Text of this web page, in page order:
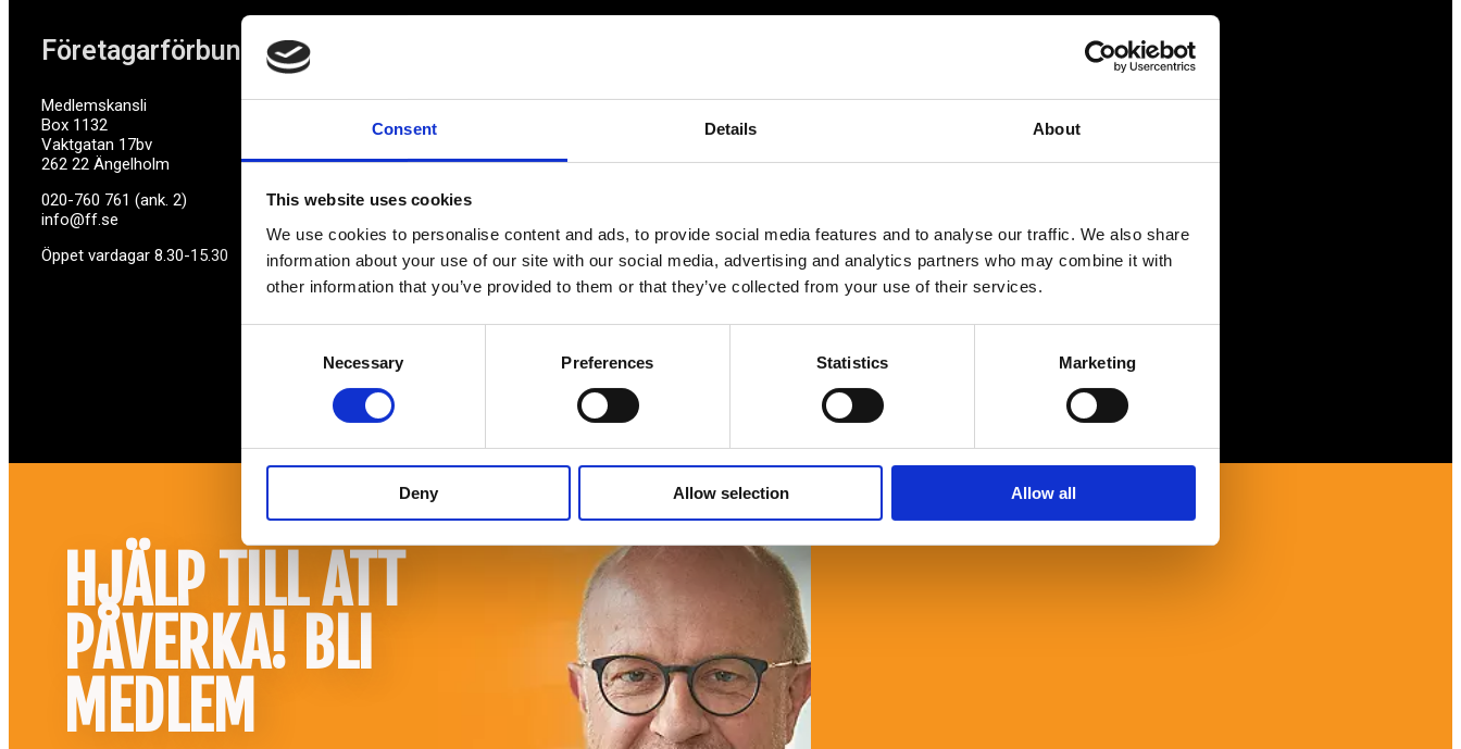
Consent Details About
This website uses cookies
We use cookies to personalise content and ads, to provide social media features and to analyse our traffic. We also share
information about your use of our site with our social media, advertising and analytics partners who may combine it with
other information that you’ve provided to them or that they’ve collected from your use of their services.
Necessary Preferences Statistics Marketing
Deny Allow selection Allow all
Företagarförbundet
Medlemskansli
Box 1132
Vaktgatan 17bv
262 22 Ängelholm
020-760 761 (ank. 2)
info@ff.se
Öppet vardagar 8.30-15.30
Ett medlemskap späckat med
småföretagaranpassade medlemstjänster och
försäkringspaket och mycket mer. Vi fokuserar på
verkligheten ser ut.
BLI MEDLEM
Näringspolitik
Försäkringar
Rådgivning
Om oss
HJÄLP TILL ATT
PÅVERKA! BLI
MEDLEM